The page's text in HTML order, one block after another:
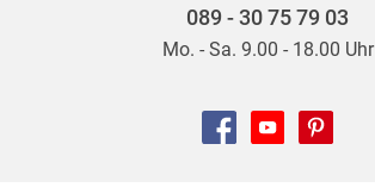
089 - 30 75 79 03
Mo. - Sa. 9.00 - 18.00 Uhr